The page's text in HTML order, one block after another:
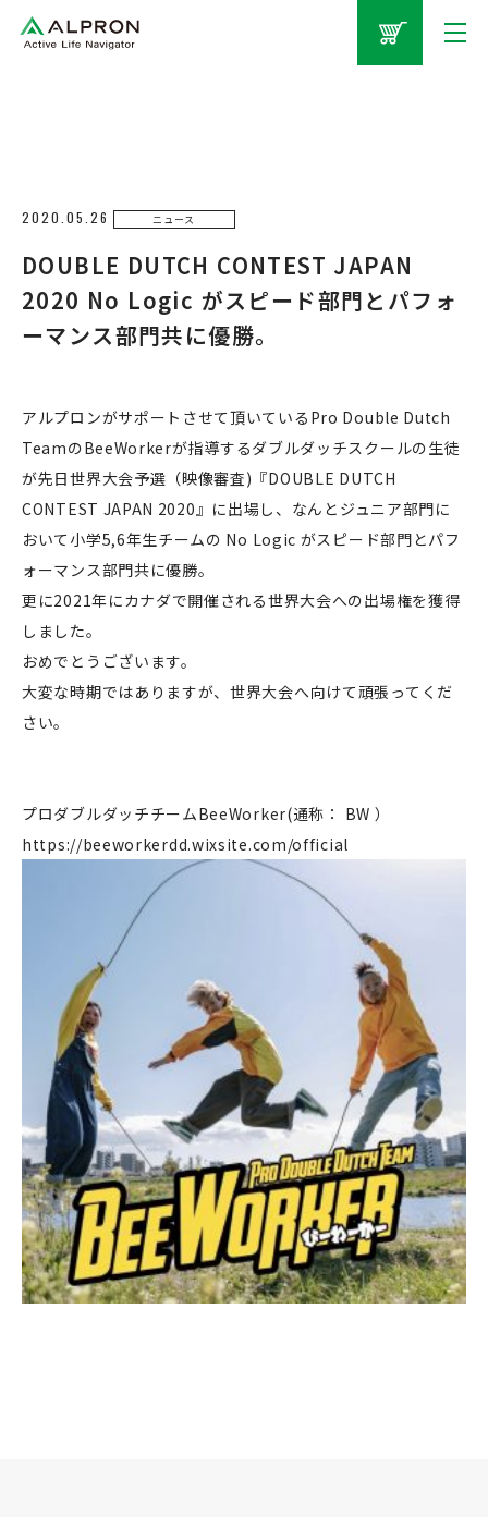
2020.05.26 ニュース
DOUBLE DUTCH CONTEST JAPAN
2020 No Logic がスピード部門とパフォ
ーマンス部門共に優勝。
アルプロンがサポートさせて頂いているPro Double Dutch
TeamのBeeWorkerが指導するダブルダッチスクールの生徒
が先日世界大会予選（映像審査)『DOUBLE DUTCH
CONTEST JAPAN 2020』に出場し、なんとジュニア部門に
おいて小学5,6年生チームの No Logic がスピード部門とパフ
ォーマンス部門共に優勝。
更に2021年にカナダで開催される世界大会への出場権を獲得
しました。
おめでとうございます。
大変な時期ではありますが、世界大会へ向けて頑張ってくだ
さい。
プロダブルダッチチーム​BeeWorker(通称： BW ）
https://beeworkerdd.wixsite.com/official